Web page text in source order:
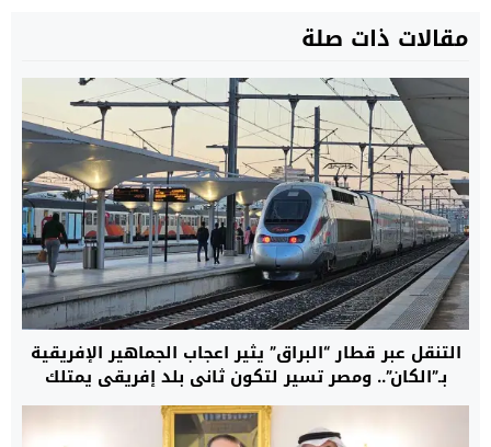
مقالات ذات صلة
التنقل عبر قطار “البراق” يثير اعجاب الجماهير الإفريقية
بـ”الكان”.. ومصر تسير لتكون ثاني بلد إفريقي يمتلك
قطارا فائق السرعة